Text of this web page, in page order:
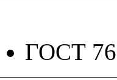
ГОСТ